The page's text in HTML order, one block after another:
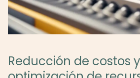
Reducción de costos y